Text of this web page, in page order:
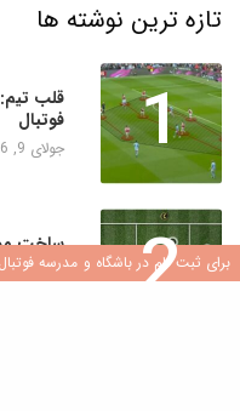
تازه ترین نوشته ها
1
فوتبال
جولای 9, 2026
2
برای ثبت نام در باشگاه و مدرسه فوتبال درفک